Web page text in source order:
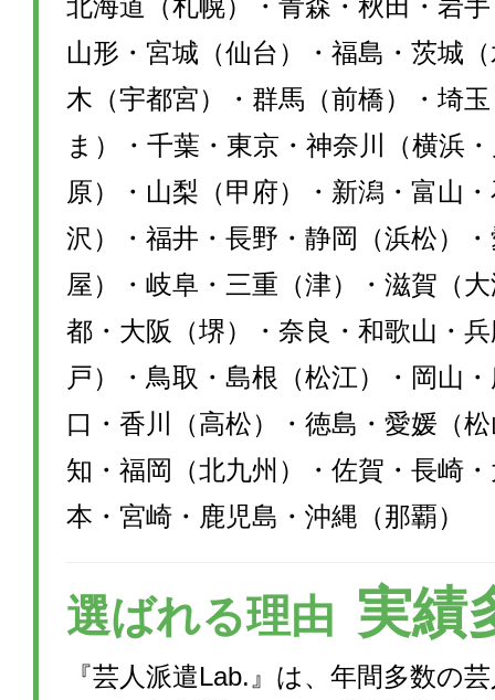
北海道（札幌）・青森・秋田・岩
山形・宮城（仙台）・福島・茨城
木（宇都宮）・群馬（前橋）・埼
ま）・千葉・東京・神奈川（横浜
原）・山梨（甲府）・新潟・富山
沢）・福井・長野・静岡（浜松）
屋）・岐阜・三重（津）・滋賀（
都・大阪（堺）・奈良・和歌山・
戸）・鳥取・島根（松江）・岡山
口・香川（高松）・徳島・愛媛（
知・福岡（北九州）・佐賀・長崎
本・宮崎・鹿児島・沖縄（那覇）
選ばれる理由 実績
『芸人派遣Lab.』は、年間多数の